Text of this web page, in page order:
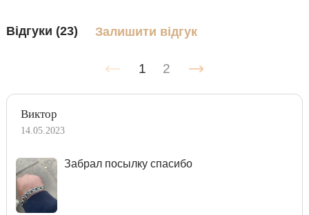
Відгуки (23) Залишити відгук
1 2
Виктор
14.05.2023
Забрал посылку спасибо